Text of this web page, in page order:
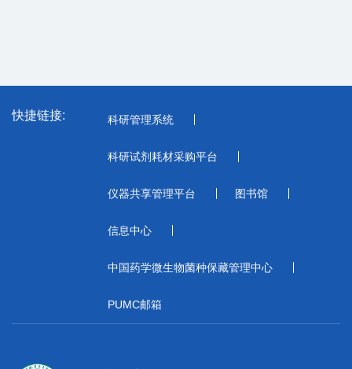
快捷链接: 科研管理系统
科研试剂耗材采购平台
仪器共享管理平台 图书馆
信息中心
中国药学微生物菌种保藏管理中心
PUMC邮箱